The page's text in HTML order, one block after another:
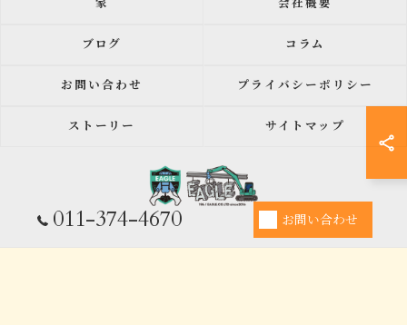
011-374-4670 お問い合わせ
家 会社概要
ブログ コラム
お問い合わせ プライバシーポリシー
ストーリー サイトマップ
© 2026 北海道札幌の解体は株式会社イーグル ALL RIGHTS RESERVED.